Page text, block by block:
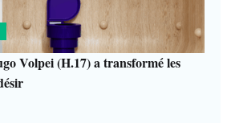
Volpei (H.17) a transformé les